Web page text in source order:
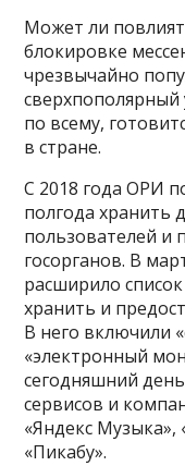
Может ли
блокировке
чрезвычайно
сверхпополярный
по всему,
в стране.
С 2018 года ОРИ
полгода хранить
пользователей и
госорганов. В
расширило
хранить и
В него включили
«электронный
сегодняшний
сервисов и
«Яндекс Музыка»,
«Пикабу».